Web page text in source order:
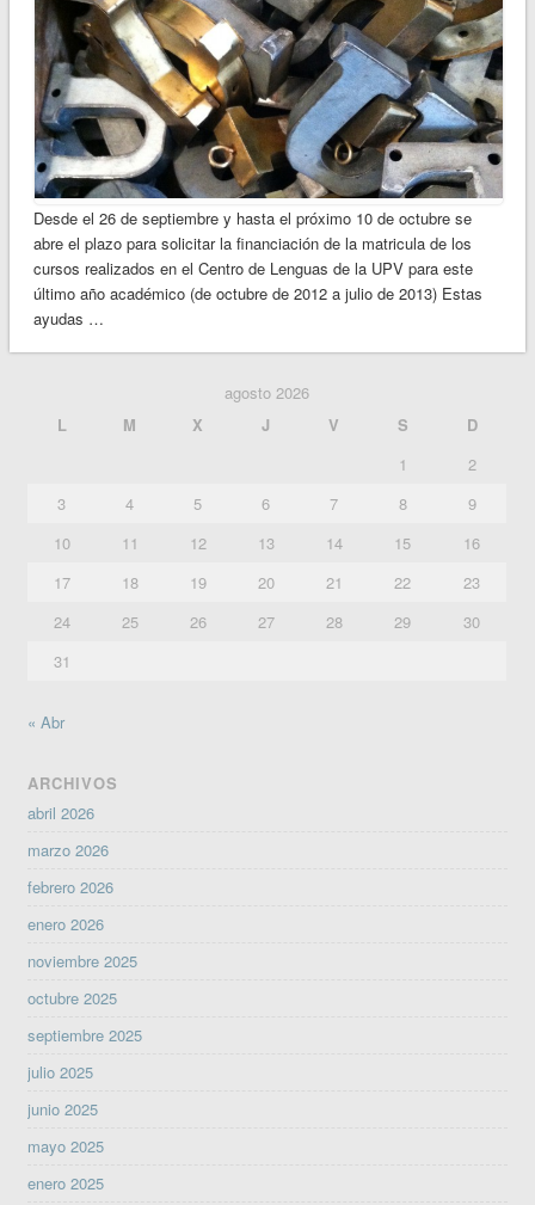
Desde el 26 de septiembre y hasta el próximo 10 de octubre se
abre el plazo para solicitar la financiación de la matricula de los
cursos realizados en el Centro de Lenguas de la UPV para este
último año académico (de octubre de 2012 a julio de 2013) Estas
ayudas …
agosto 2026
L
M X J V S
D
1
2
3
4 5 6 7 8
9
10
11 12 13 14 15
16
17
18 19 20 21 22
23
24
25 26 27 28 29
30
31
« Abr
ARCHIVOS
abril 2026
marzo 2026
febrero 2026
enero 2026
noviembre 2025
octubre 2025
septiembre 2025
julio 2025
junio 2025
mayo 2025
enero 2025